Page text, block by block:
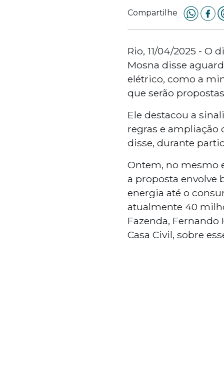
Compartilhe
Rio, 11/04/2025 - O
Mosna disse
elétrico, como a
que serão
Ele destacou a
regras e ampliação
disse, durante
Ontem, no mesmo
a proposta envolve
energia até o
atualmente 40
Fazenda,
Casa Civil, sobre